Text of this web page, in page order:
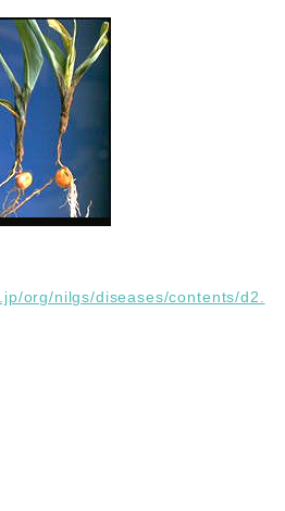
org/nilgs/diseases/contents/d2.